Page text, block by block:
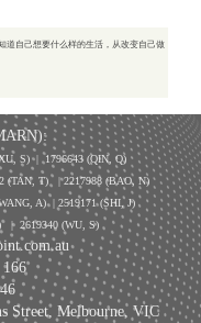
道自己想要什么样的生活，从改变自己做
S)| 1796643 (QIN, Q)
(TAN, T) | 2217988 (BAO, N)
A) | 2519171 (SHI, J)
| 2619340 (WU, S)
Street, Melbourne, VIC